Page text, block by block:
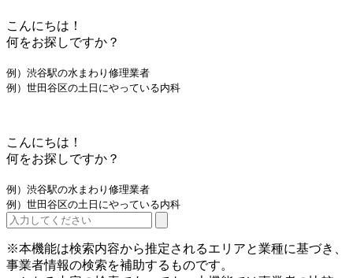
こんにちは！
何をお探しですか？
例）渋谷駅の水まわり修理業者
例）世田谷区の土日にやっている内科
こんにちは！
何をお探しですか？
例）渋谷駅の水まわり修理業者
例）世田谷区の土日にやっている内科
※本機能は検索内容から推定されるエリアと業種に基づき、
事業者情報の検索を補助するものです。